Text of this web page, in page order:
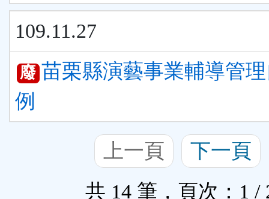
109.11.27
廢 苗栗縣演藝事業輔導管
例
上一頁
下一頁
共 14 筆，頁次：1 /